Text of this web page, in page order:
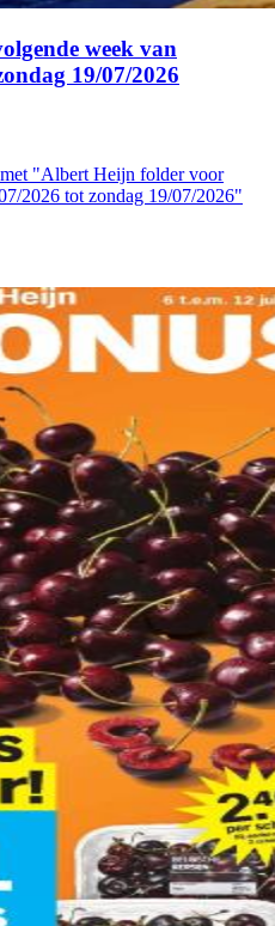
week van
19/07/2026
"Albert Heijn folder voor
2026 tot zondag 19/07/2026"